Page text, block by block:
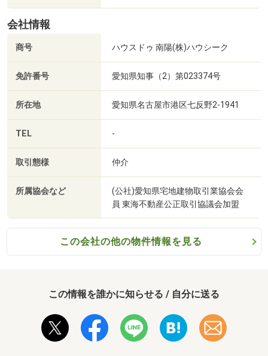
・【最適な銀行で最優遇金利の審査を通す】
・【リフォーム費用を住宅ローンに組込可能】
という強みを持っております！
お客様の諸事情を考慮し、最適な住宅ローンプランを
ご提案させていただきますので、まずはお話をお聞かせく
ださい。
≫≫売却依頼・買取査定・随時承ります≪≪
当店買取の場合、
●瑕疵担保免責！古家買取OK！即買取価格提示！
※詳細につきましては担当者にお問い合わせください。
会社情報
商号 ハウスドゥ 南陽(株)ハウシーク
免許番号 愛知県知事（2）第023374号
所在地 愛知県名古屋市港区七反野2-1941
TEL -
取引態様 仲介
所属協会など
(公社)愛知県宅地建物取引業協会会
員 東海不動産公正取引協議会加盟
この会社の他の物件情報を見る
この情報を誰かに知らせる / 自分に送る